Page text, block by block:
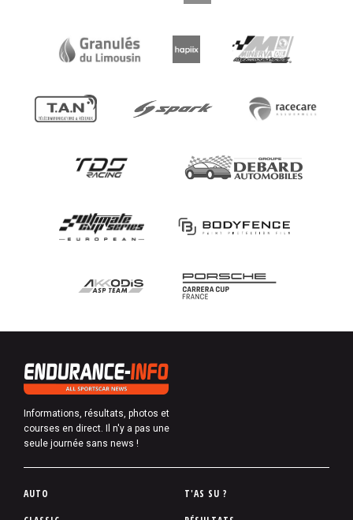
Informations, résultats, photos et
courses en direct. Il n'y a pas une
seule journée sans news !
P
AUTO
T'AS SU ?